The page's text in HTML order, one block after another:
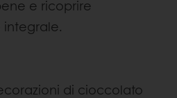
e ricoprire
di cioccolato